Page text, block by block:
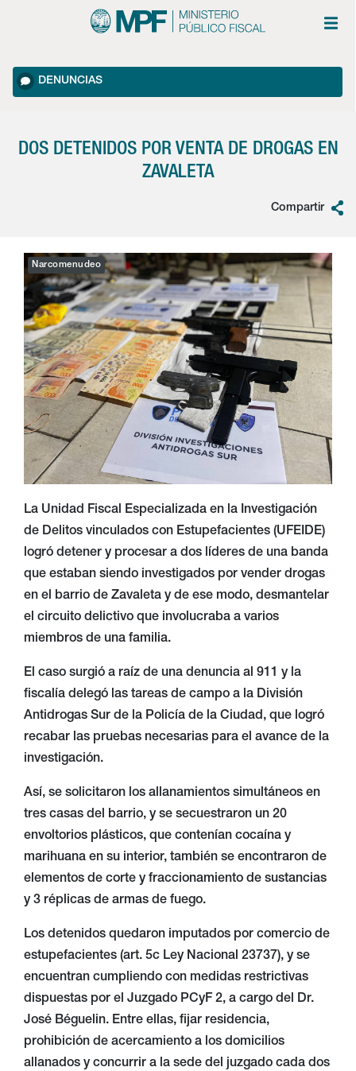
DENUNCIAS
DOS DETENIDOS POR VENTA DE DROGAS EN
ZAVALETA
Compartir
Narcomenudeo
La Unidad Fiscal Especializada en la Investigación
de Delitos vinculados con Estupefacientes (UFEIDE)
logró detener y procesar a dos líderes de una banda
que estaban siendo investigados por vender drogas
en el barrio de Zavaleta y de ese modo, desmantelar
el circuito delictivo que involucraba a varios
miembros de una familia.
El caso surgió a raíz de una denuncia al 911 y la
fiscalía delegó las tareas de campo a la División
Antidrogas Sur de la Policía de la Ciudad, que logró
recabar las pruebas necesarias para el avance de la
investigación.
Así, se solicitaron los allanamientos simultáneos en
tres casas del barrio, y se secuestraron un 20
envoltorios plásticos, que contenían cocaína y
marihuana en su interior, también se encontraron de
elementos de corte y fraccionamiento de sustancias
y 3 réplicas de armas de fuego.
Los detenidos quedaron imputados por comercio de
estupefacientes (art. 5c Ley Nacional 23737), y se
encuentran cumpliendo con medidas restrictivas
dispuestas por el Juzgado PCyF 2, a cargo del Dr.
José Béguelin. Entre ellas, fijar residencia,
prohibición de acercamiento a los domicilios
allanados y concurrir a la sede del juzgado cada dos